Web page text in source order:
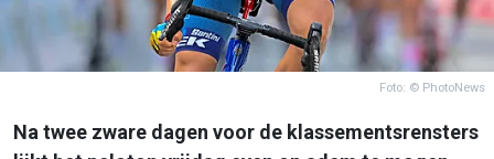
Foto: © PhotoNews
Na twee zware dagen voor de klassementsrensters